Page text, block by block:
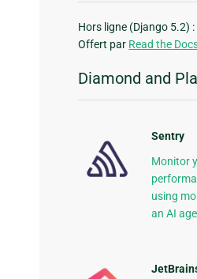
Hors ligne (Django 5.2) :
Offert par Read the
Diamond and
Sentry
Monitor
using
an AI